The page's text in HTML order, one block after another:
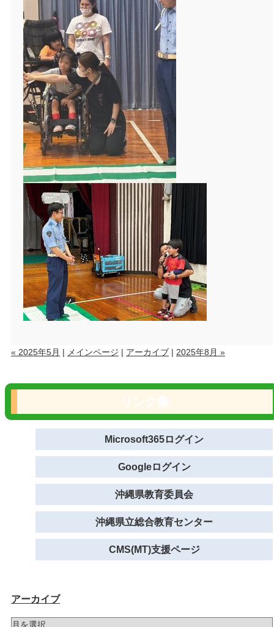
« 2025年5月 | メインページ | アーカイブ | 2025年8月 »
Microsoft365ログイン
Googleログイン
沖縄県教育委員会
沖縄県立総合教育センター
CMS(MT)支援ページ
アーカイブ